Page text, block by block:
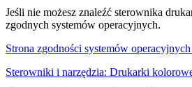
Jeśli nie możesz znaleźć sterownika
zgodnych systemów operacyjnych.
Strona zgodności systemów
Sterowniki i narzędzia: Drukarki